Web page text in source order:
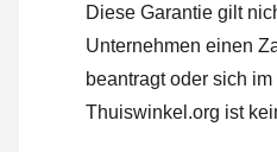
Diese Garantie gilt
Unternehmen einen
beantragt oder sich
Thuiswinkel.org ist